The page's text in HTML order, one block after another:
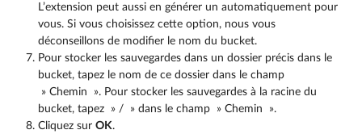
L’extension peut aussi en générer un automatiquement pour
vous. Si vous choisissez cette option, nous vous
déconseillons de modifier le nom du bucket.
Pour stocker les sauvegardes dans un dossier précis dans le
bucket, tapez le nom de ce dossier dans le champ
» Chemin ». Pour stocker les sauvegardes à la racine du
bucket, tapez » / » dans le champ » Chemin ».
Cliquez sur OK.